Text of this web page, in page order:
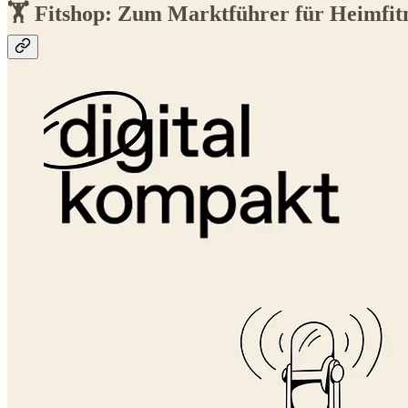
🏋️ Fitshop: Zum Marktführer für